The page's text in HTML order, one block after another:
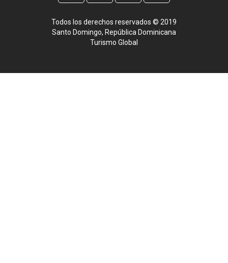
Todos los derechos reservados © 2019
Santo Domingo, República Dominicana
Turismo Global